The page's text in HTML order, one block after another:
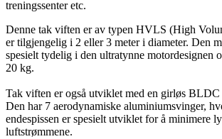
treningssenter etc.
Denne tak viften er av typen HVLS (High
er tilgjengelig i 2 eller 3 meter i diameter. Den
spesielt tydelig i den ultratynne motordesignen
20 kg.
Tak viften er også utviklet med en girløs BLDC
Den har 7 aerodynamiske aluminiumsvinger,
endespissen er spesielt utviklet for å minimere
luftstrømmene.